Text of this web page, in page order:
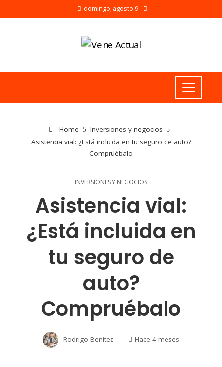
domingo, agosto 9
Home
Inversiones y negocios
Asistencia vial: ¿Está incluida en tu seguro de auto?
Compruébalo
INVERSIONES Y NEGOCIOS
Asistencia vial:
¿Está incluida en
tu seguro de
auto?
Compruébalo
Rodrigo Benítez Hace 4 meses